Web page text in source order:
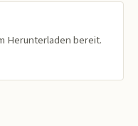
Herunterladen bereit.